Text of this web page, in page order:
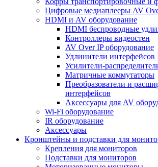
Цифровые медиаплееры AV
HDMI и AV оборудование
HDMI беспроводные
Контроллеры видеостен
AV Over IP оборудование
Удлинители
Усилители-
Матричные коммутаторы
Преобразователи и
интерфейсов
Аксессуары для AV
Wi-Fi оборудование
IR оборудование
Аксессуары
Кронштейны и подставки для
Крепления для мониторов
Подставки для мониторов